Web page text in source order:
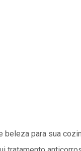
beleza para sua